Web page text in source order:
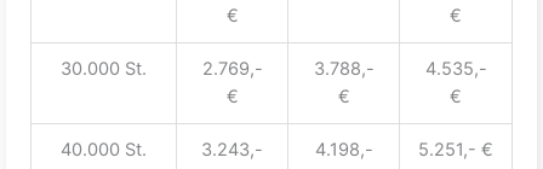
€
€
30.000 St.
2.769,-
€
3.788,-
€
4.535,-
€
40.000 St.
3.243,-
4.198,-
5.251,- €